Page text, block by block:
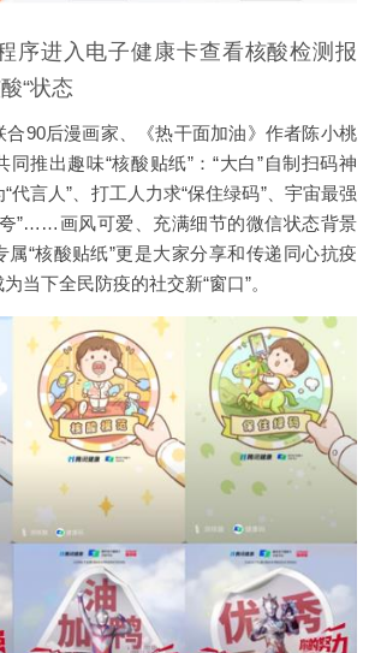
序进入电子健康卡查看核酸检测报
“状态
合90后漫画家、《热干面加油》作者陈小桃
同推出趣味“核酸贴纸”：“大白”自制扫码神
代言人”、打工人力求“保住绿码”、宇宙最强
”……画风可爱、充满细节的微信状态背景
属“核酸贴纸”更是大家分享和传递同心抗疫
当下全民防疫的社交新“窗口”。